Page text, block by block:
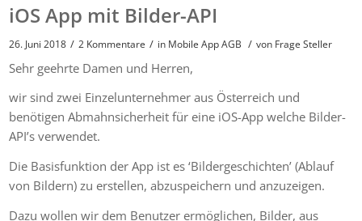
iOS App mit Bilder-API
26. Juni 2018 / 2 Kommentare / in Mobile App AGB / von Frage Steller
Sehr geehrte Damen und Herren,
wir sind zwei Einzelunternehmer aus Österreich und
benötigen Abmahnsicherheit für eine iOS-App welche Bilder-
API’s verwendet.
Die Basisfunktion der App ist es ‘Bildergeschichten’ (Ablauf
von Bildern) zu erstellen, abzuspeichern und anzuzeigen.
Dazu wollen wir dem Benutzer ermöglichen, Bilder, aus